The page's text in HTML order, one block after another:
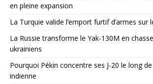
en pleine expansion
La Turquie valide l’emport furtif d’armes sur
La Russie transforme le Yak-130M en
ukrainiens
Pourquoi Pékin concentre ses J-20 le long
indienne